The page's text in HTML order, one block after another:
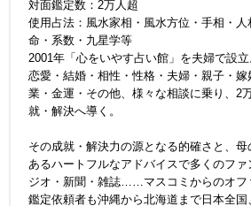
対面鑑定数：2万人超
使用占法：風水家相・風水方位・手相・
命・系数・九星学等
2001年「心をいやす占い館」を夫婦で設立
恋愛・結婚・相性・性格・夫婦・親子・
業・金運・その他、様々な相談に乗り、2
就・解決へ導く。
その成就・解決力の源となる的確さと、
あるハートフルなアドバイスで多くのファ
ジオ・新聞・雑誌……マスコミからのオ
鑑定依頼者も沖縄から北海道まで日本全国